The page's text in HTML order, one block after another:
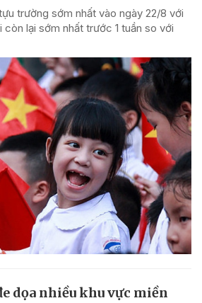
trường sớm nhất vào ngày 22/8 với
còn lại sớm nhất trước 1 tuần so với
dọa nhiều khu vực miền